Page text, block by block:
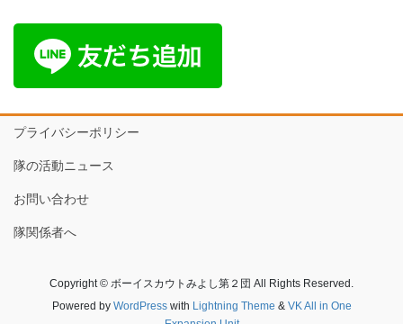
プライバシーポリシー
隊の活動ニュース
お問い合わせ
隊関係者へ
Copyright © ボーイスカウトみよし第２団 All Rights Reserved.
Powered by WordPresswith Lightning Theme & VK All in One